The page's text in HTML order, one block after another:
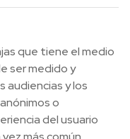
que tiene el medio
ser medido y
audiencias y los
o
del usuario